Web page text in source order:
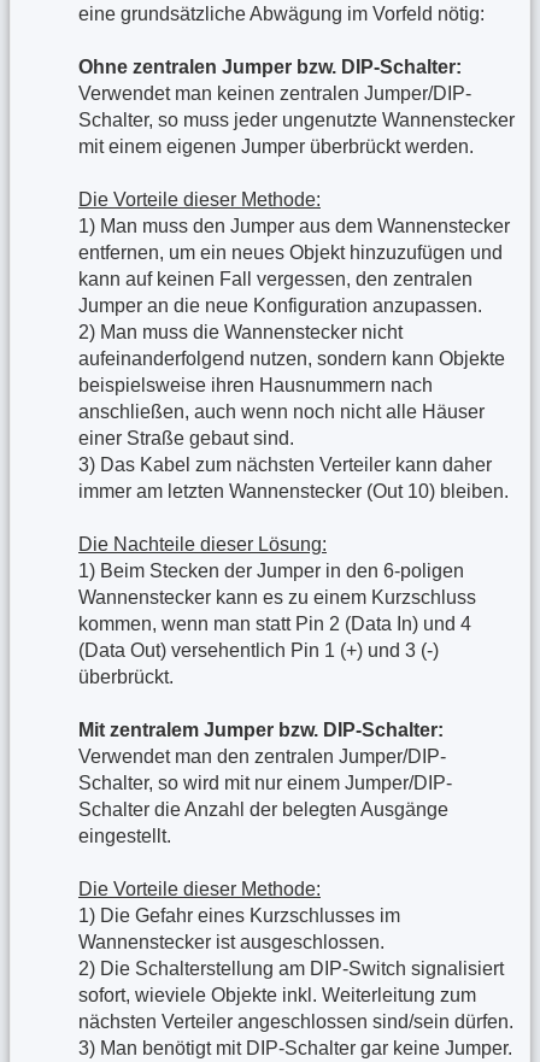
eine grundsätzliche Abwägung im Vorfeld nötig:
Ohne zentralen Jumper bzw. DIP-Schalter:
Verwendet man keinen zentralen Jumper/DIP-
Schalter, so muss jeder ungenutzte Wannenstecker
mit einem eigenen Jumper überbrückt werden.
Die Vorteile dieser Methode:
1) Man muss den Jumper aus dem Wannenstecker
entfernen, um ein neues Objekt hinzuzufügen und
kann auf keinen Fall vergessen, den zentralen
Jumper an die neue Konfiguration anzupassen.
2) Man muss die Wannenstecker nicht
aufeinanderfolgend nutzen, sondern kann Objekte
beispielsweise ihren Hausnummern nach
anschließen, auch wenn noch nicht alle Häuser
einer Straße gebaut sind.
3) Das Kabel zum nächsten Verteiler kann daher
immer am letzten Wannenstecker (Out 10) bleiben.
Die Nachteile dieser Lösung:
1) Beim Stecken der Jumper in den 6-poligen
Wannenstecker kann es zu einem Kurzschluss
kommen, wenn man statt Pin 2 (Data In) und 4
(Data Out) versehentlich Pin 1 (+) und 3 (-)
überbrückt.
Mit zentralem Jumper bzw. DIP-Schalter:
Verwendet man den zentralen Jumper/DIP-
Schalter, so wird mit nur einem Jumper/DIP-
Schalter die Anzahl der belegten Ausgänge
eingestellt.
Die Vorteile dieser Methode:
1) Die Gefahr eines Kurzschlusses im
Wannenstecker ist ausgeschlossen.
2) Die Schalterstellung am DIP-Switch signalisiert
sofort, wieviele Objekte inkl. Weiterleitung zum
nächsten Verteiler angeschlossen sind/sein dürfen.
3) Man benötigt mit DIP-Schalter gar keine Jumper.